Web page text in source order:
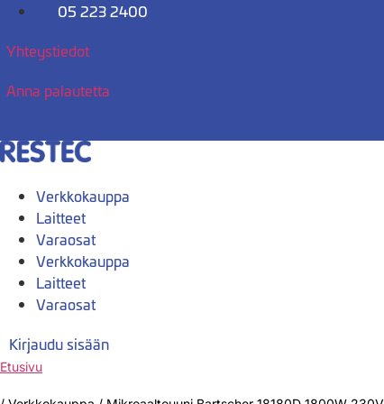
Mene
05 223 2400
Yhteystiedot
Anna palautetta
Verkkokauppa
Laitteet
Varaosat
Verkkokauppa
Laitteet
Varaosat
Kirjaudu sisään
Etusivu